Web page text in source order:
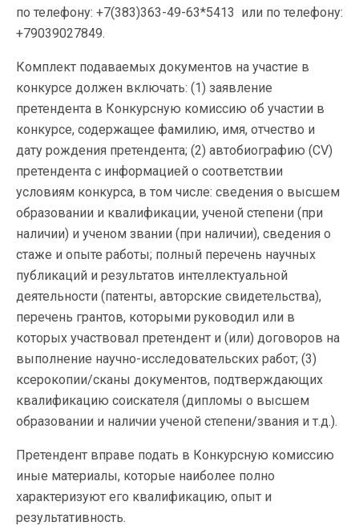
по телефону: +7(383)363-49-63*5413 или по телефону:
+79039027849.
Комплект подаваемых документов на участие в
конкурсе должен включать: (1) заявление
претендента в Конкурсную комиссию об участии в
конкурсе, содержащее фамилию, имя, отчество и
дату рождения претендента; (2) автобиографию (CV)
претендента с информацией о соответствии
условиям конкурса, в том числе: сведения о высшем
образовании и квалификации, ученой степени (при
наличии) и ученом звании (при наличии), сведения о
стаже и опыте работы; полный перечень научных
публикаций и результатов интеллектуальной
деятельности (патенты, авторские свидетельства),
перечень грантов, которыми руководил или в
которых участвовал претендент и (или) договоров на
выполнение научно-исследовательских работ; (3)
ксерокопии/сканы документов, подтверждающих
квалификацию соискателя (дипломы о высшем
образовании и наличии ученой степени/звания и т.д.).
Претендент вправе подать в Конкурсную комиссию
иные материалы, которые наиболее полно
характеризуют его квалификацию, опыт и
результативность.